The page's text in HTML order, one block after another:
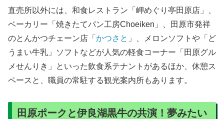
直売所以外には、和食レストラン「岬めぐり亭田原店」、
ベーカリー「焼きたてパン工房Choeiken」、田原市発祥
のとんかつチェーン店「 かつさと 」、メロンソフトや「ど
うまい牛乳」ソフトなどが人気の軽食コーナー「田原グル
メせんりき」といった飲食系テナントがあるほか、休憩ス
ペースと、職員の常駐する観光案内所もあります。
田原ポークと伊良湖黒牛の共演！夢みたい